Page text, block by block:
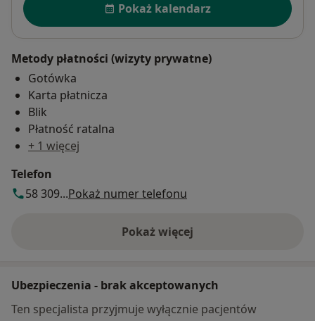
Pokaż kalendarz
Metody płatności (wizyty prywatne)
Gotówka
Karta płatnicza
Blik
Płatność ratalna
+ 1 więcej
Telefon
58 309...Pokaż numer telefonu
Pokaż więcej
o adresie
Ubezpieczenia - brak akceptowanych
Ten specjalista przyjmuje wyłącznie pacjentów